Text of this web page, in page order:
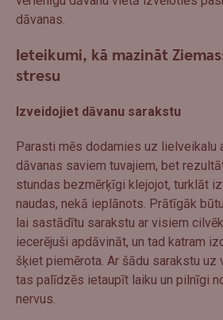
dāvanas.
Ieteikumi, kā mazināt
stresu
Izveidojiet dāvanu sarakstu
Parasti mēs dodamies uz lielveikalu
dāvanas saviem tuvajiem, bet
stundas bezmērķīgi klejojot, turklāt
naudas, nekā ieplānots. Prātīgāk
lai sastādītu sarakstu ar visiem
iecerējuši apdāvināt, un tad katram
šķiet piemērota. Ar šādu sarakstu uz
tas palīdzēs ietaupīt laiku un pilnīgi
nervus.